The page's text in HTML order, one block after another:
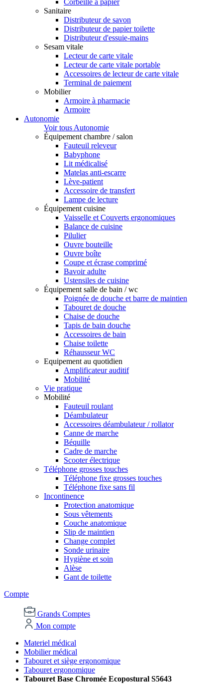
Corbeille à papier
Sanitaire
Distributeur de savon
Distributeur de papier toilette
Distributeur d'essuie-mains
Sesam vitale
Lecteur de carte vitale
Lecteur de carte vitale portable
Accessoires de lecteur de carte vitale
Terminal de paiement
Mobilier
Armoire à pharmacie
Armoire
Autonomie
Voir tous Autonomie
Équipement chambre / salon
Fauteuil releveur
Babyphone
Lit médicalisé
Matelas anti-escarre
Lève-patient
Accessoire de transfert
Lampe de lecture
Équipement cuisine
Vaisselle et Couverts ergonomiques
Balance de cuisine
Pilulier
Ouvre bouteille
Ouvre boîte
Coupe et écrase comprimé
Bavoir adulte
Ustensiles de cuisine
Équipement salle de bain / wc
Poignée de douche et barre de maintien
Tabouret de douche
Chaise de douche
Tapis de bain douche
Accessoires de bain
Chaise toilette
Réhausseur WC
Equipement au quotidien
Amplificateur auditif
Mobilité
Vie pratique
Mobilité
Fauteuil roulant
Déambulateur
Accessoires déambulateur / rollator
Canne de marche
Béquille
Cadre de marche
Scooter électrique
Téléphone grosses touches
Téléphone fixe grosses touches
Téléphone fixe sans fil
Incontinence
Protection anatomique
Sous vêtements
Couche anatomique
Slip de maintien
Change complet
Sonde urinaire
Hygiène et soin
Alèse
Gant de toilette
Compte
Grands Comptes
Mon compte
Materiel médical
Mobilier médical
Tabouret et siège ergonomique
Tabouret ergonomique
Tabouret Base Chromée Ecopostural S5643